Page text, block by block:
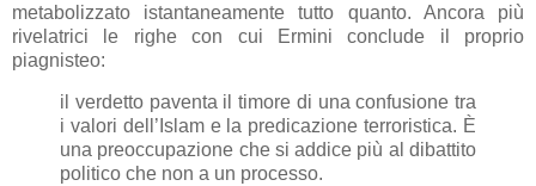
metabolizzato istantaneamente tutto quanto. Ancora più
rivelatrici le righe con cui Ermini conclude il proprio
piagnisteo:
il verdetto paventa il timore di una confusione tra
i valori dell’Islam e la predicazione terroristica. È
una preoccupazione che si addice più al dibattito
politico che non a un processo.